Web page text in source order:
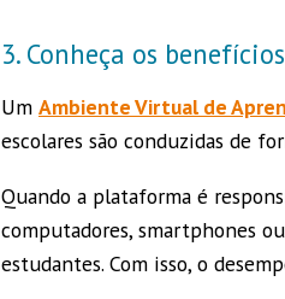
3. Conheça os
Um Ambiente Virtual de
escolares são conduzidas de
Quando a plataforma é
computadores, smartphones
estudantes. Com isso, o